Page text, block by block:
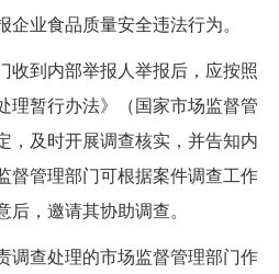
企业食品质量安全违法行为。
收到内部举报人举报后，应按照
理暂行办法》（国家市场监督管
，及时开展调查核实，并告知内
督管理部门可根据案件调查工作
后，邀请其协助调查。
调查处理的市场监督管理部门作